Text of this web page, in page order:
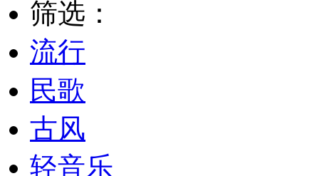
筛选：
流行
民歌
古风
轻音乐